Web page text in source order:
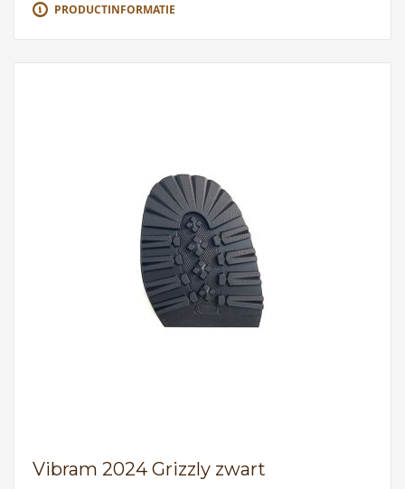
PRODUCTINFORMATIE
Vibram 2024 Grizzly zwart